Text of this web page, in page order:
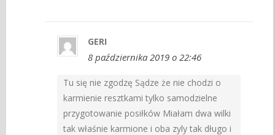
GERI
8 października 2019 o 22:46
Tu się nie zgodzę Sądze że nie chodzi o
karmienie resztkami tylko samodzielne
przygotowanie posiłków Miałam dwa wilki
tak właśnie karmione i oba zyly tak długo i